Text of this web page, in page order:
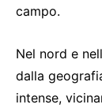
campo.
Nel nord e
dalla
intense,